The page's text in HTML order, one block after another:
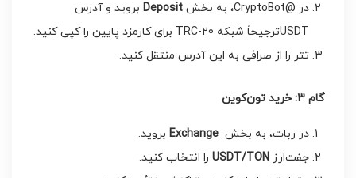
در @CryptoBot، به بخش
Deposit بروید و آدرس
USDTترجیحاً شبکه TRC-20 برای کارمزد پایین را کپی کنید.
تتر را از صرافی به این آدرس منتقل کنید.
گام 3: خرید تون‌کوین
در ربات، به بخش Exchange بروید.
جفت‌ارز USDT/TON را انتخاب کنید.